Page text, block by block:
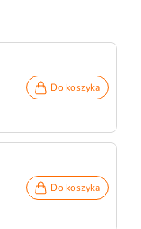
Do koszyka
Do koszyka